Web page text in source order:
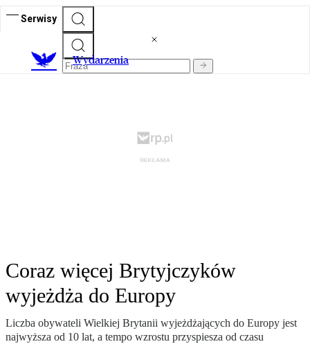
Serwisy
Wydarzenia
Coraz więcej Brytyjczyków
wyjeżdża do Europy
Liczba obywateli Wielkiej Brytanii wyjeżdżających do Europy jest
najwyższa od 10 lat, a tempo wzrostu przyspiesza od czasu